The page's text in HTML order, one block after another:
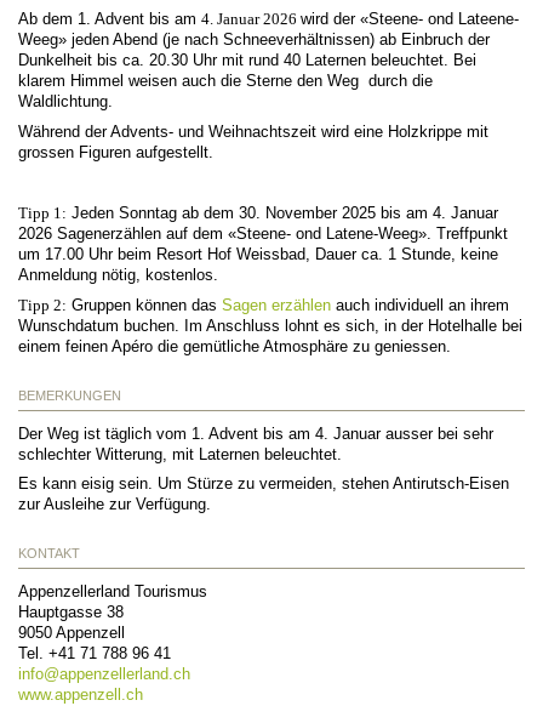
Ab dem 1. Advent bis am 4. Januar 2026 wird der «Steene- ond Lateene-
Weeg» jeden Abend (je nach Schneeverhältnissen) ab Einbruch der
Dunkelheit bis ca. 20.30 Uhr mit rund 40 Laternen beleuchtet. Bei
klarem Himmel weisen auch die Sterne den Weg durch die
Waldlichtung.
Während der Advents- und Weihnachtszeit wird eine Holzkrippe mit
grossen Figuren aufgestellt.
Tipp 1: Jeden Sonntag ab dem 30. November 2025 bis am 4. Januar
2026 Sagenerzählen auf dem «Steene- ond Latene-Weeg». Treffpunkt
um 17.00 Uhr beim Resort Hof Weissbad, Dauer ca. 1 Stunde, keine
Anmeldung nötig, kostenlos.
Tipp 2: Gruppen können das Sagen erzählen auch individuell an ihrem
Wunschdatum buchen. Im Anschluss lohnt es sich, in der Hotelhalle bei
einem feinen Apéro die gemütliche Atmosphäre zu geniessen.
BEMERKUNGEN
Der Weg ist täglich vom 1. Advent bis am 4. Januar ausser bei sehr
schlechter Witterung, mit Laternen beleuchtet.
Es kann eisig sein. Um Stürze zu vermeiden, stehen Antirutsch-Eisen
zur Ausleihe zur Verfügung.
KONTAKT
Appenzellerland Tourismus
Hauptgasse 38
9050 Appenzell
Tel. +41 71 788 96 41
info@appenzellerland.ch
www.appenzell.ch